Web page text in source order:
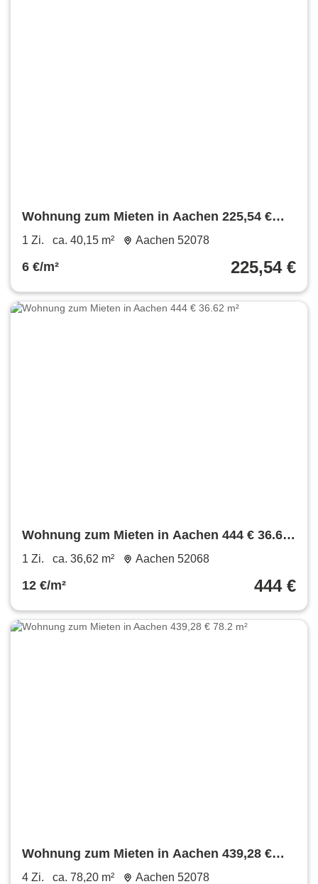
Wohnung zum Mieten in Aachen 225,54 €
40.15 m²
1 Zi. ca. 40,15 m² Aachen 52078
6 €/m² 225,54 €
Wohnung zum Mieten in Aachen 444 € 36.62
m²
1 Zi. ca. 36,62 m² Aachen 52068
12 €/m² 444 €
Wohnung zum Mieten in Aachen 439,28 €
78.2 m²
4 Zi. ca. 78,20 m² Aachen 52078